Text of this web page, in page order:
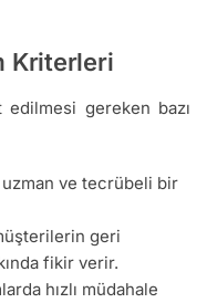
Kriterleri
gereken bazı
uzman ve tecrübeli bir
geri
fikir verir.
hızlı müdahale